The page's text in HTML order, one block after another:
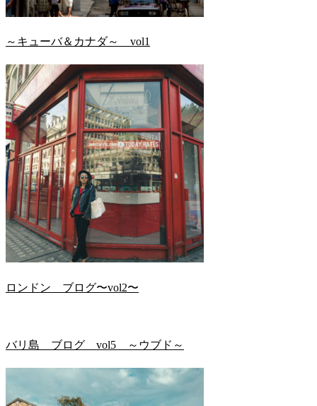
～キューバ＆カナダ～ vol1
ロンドン ブログ〜vol2〜
バリ島 ブログ vol5 ～ウブド～